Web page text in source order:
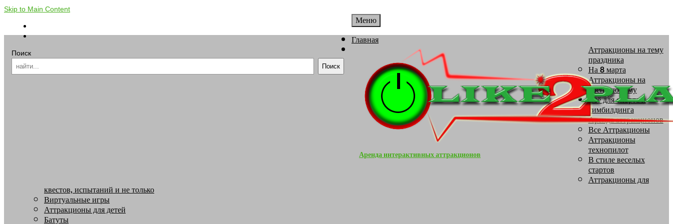
Skip to Main Content
Поиск
Поиск
Аренда интерактивных аттракционов
Меню
Главная
Аттракционы на тему
праздника
На 8 марта
Аттракционы на
военную тему
Всё для спорта и
тимбилдинга
Аренда аттракционов
Все Аттракционы
Аттракционы
технопилот
В стиле веселых
стартов
Аттракционы для
квестов, испытаний и не только
Виртуальные игры
Аттракционы для детей
Батуты